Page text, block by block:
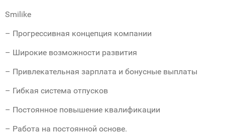
Smilike
– Прогрессивная концепция компании
– Широкие возможности развития
– Привлекательная зарплата и бонусные выплаты
– Гибкая система отпусков
– Постоянное повышение квалификации
– Работа на постоянной основе.